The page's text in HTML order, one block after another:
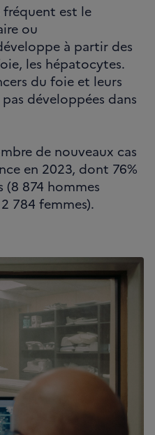
fréquent est le
ou
à partir des
les hépatocytes.
du foie et leurs
développées dans
de nouveaux cas
en 2023, dont 76%
(8 874 hommes
784 femmes).